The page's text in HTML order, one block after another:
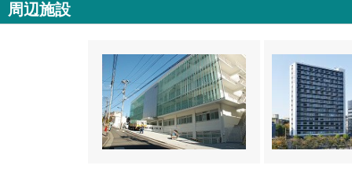
周辺施設